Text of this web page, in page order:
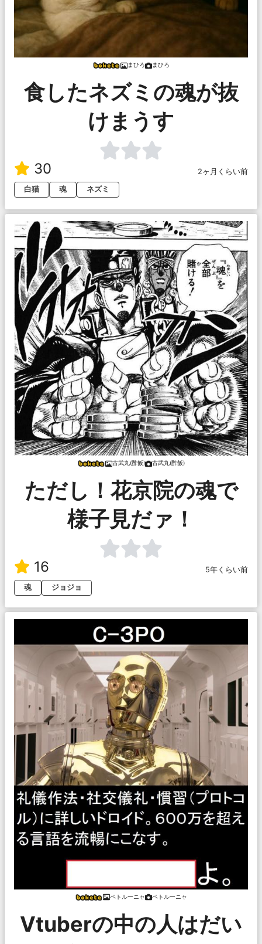
まひろ まひろ
食したネズミの魂が抜
けまうす
30
2ヶ月くらい前
白猫
魂 ネズミ
古武丸(酢飯) 古武丸(酢飯)
ただし！花京院の魂で
様子見だァ！
16
5年くらい前
魂
ジョジョ
ペトルーニャ ペトルーニャ
Vtuberの中の人はだい